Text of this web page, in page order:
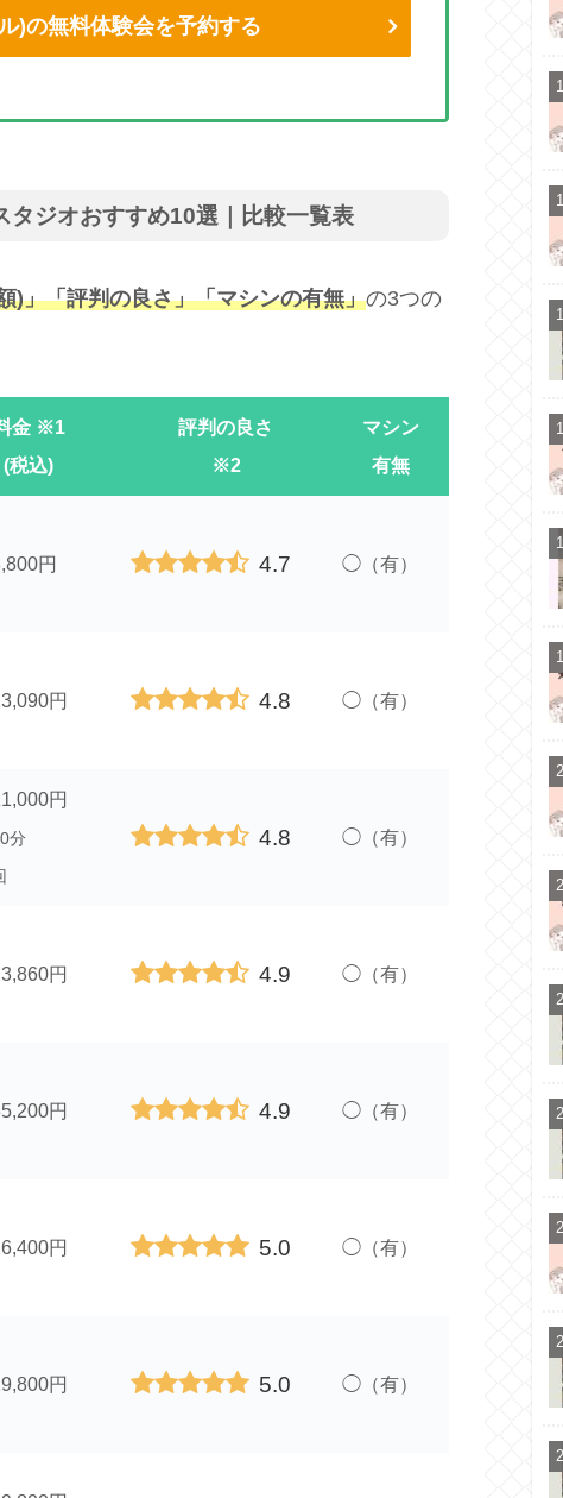
)の無料体験会を予約する
タジオおすすめ10選｜比較一覧表
)」「評判の良さ」「マシンの有無」の3つの
金 ※1
(税込)
評判の良さ
※2
マシン
有無
円 4.7 ◯（有）
円 4.8 ◯（有）
円
分
4.8 ◯（有）
円 4.9 ◯（有）
円 4.9 ◯（有）
円 5.0 ◯（有）
円 5.0 ◯（有）